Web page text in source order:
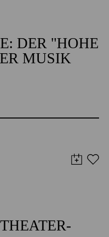
DER "HOHE
MUSIK